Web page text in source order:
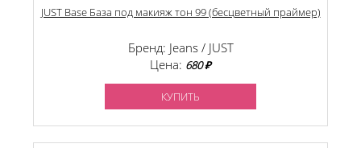
JUST Base База под макияж тон 99 (бесцветный праймер)
Бренд: Jeans / JUST
Цена: 680 ₽
КУПИТЬ